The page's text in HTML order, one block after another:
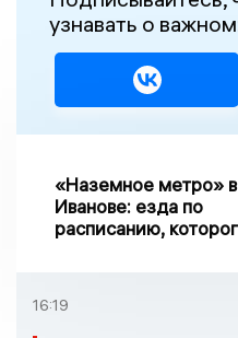
узнавать о
«Наземное метро» в
Иванове: езда по
расписанию,
16:19